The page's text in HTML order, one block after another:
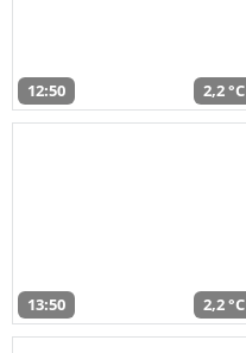
12:50 2,2 °C
13:50 2,2 °C